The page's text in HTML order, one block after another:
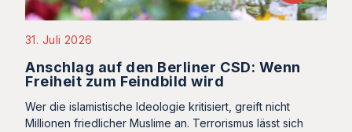
31. Juli 2026
Anschlag auf den Berliner CSD: Wenn
Freiheit zum Feindbild wird
Wer die islamistische Ideologie kritisiert, greift nicht
Millionen friedlicher Muslime an. Terrorismus lässt sich